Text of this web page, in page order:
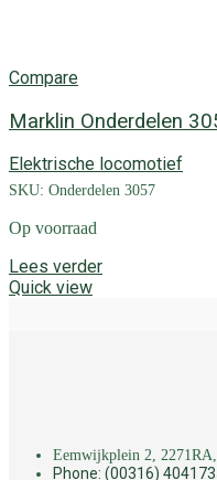
Compare
Marklin Onderdelen
Elektrische locomotief
SKU: Onderdelen 3057
Op voorraad
Lees verder
Quick view
Eemwijkplein 2,
Phone: (00316)